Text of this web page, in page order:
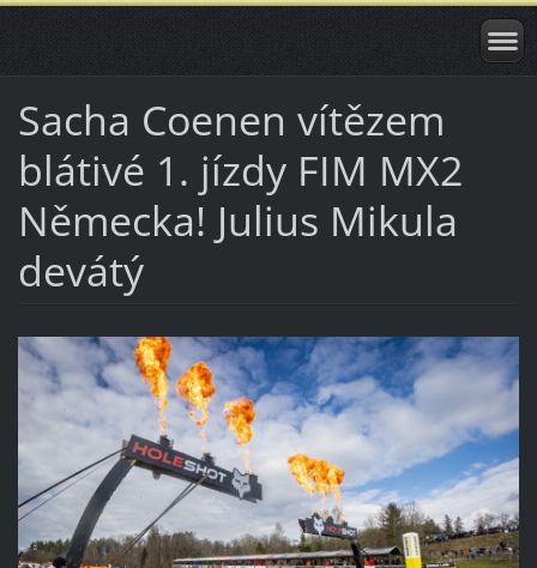
Sacha Coenen vítězem
blátivé 1. jízdy FIM MX2
Německa! Julius Mikula
devátý